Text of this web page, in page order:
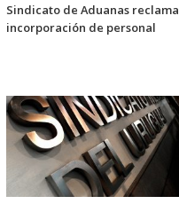
Sindicato de Aduanas reclama
incorporación de personal